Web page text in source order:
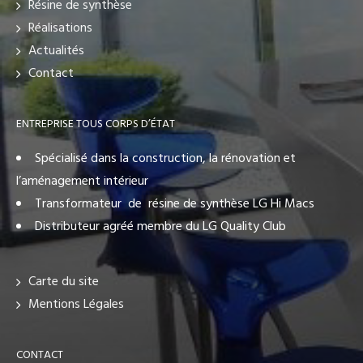
Résine de synthèse
Réalisations
Actualités
Contact
ENTREPRISE TOUS CORPS D’ÉTAT
Spécialisé dans la construction, la rénovation et
l’aménagement intérieur
Transformateur de résine de synthèse LG Hi Macs
Distributeur agréé membre du LG Quality Club
Carte du site
Mentions Légales
CONTACT